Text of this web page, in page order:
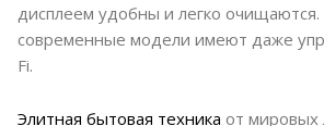
дисплеем удобны и легко
современные модели имеют даже
Fi.
Элитная бытовая техника от мировых